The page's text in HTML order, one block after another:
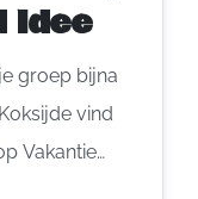
idee
groep bijna
vind
Vakantie
en Huize